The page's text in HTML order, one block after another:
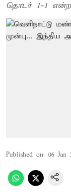
தொடர் 1-1 என்ற
Published on: 06 Jan